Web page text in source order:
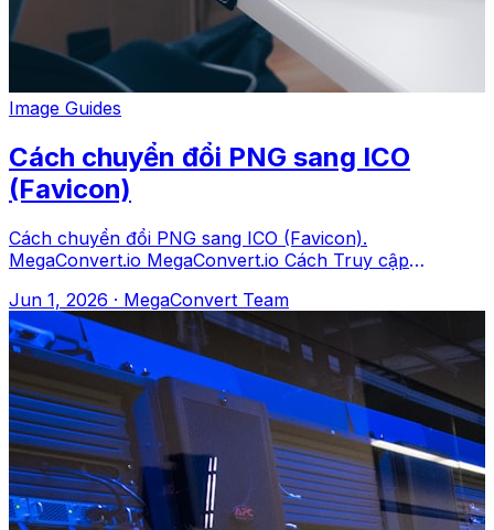
Image Guides
Cách chuyển đổi PNG sang ICO
(Favicon)
Cách chuyển đổi PNG sang ICO (Favicon).
MegaConvert.io MegaConvert.io Cách Truy cập
Jun 1, 2026 · MegaConvert Team